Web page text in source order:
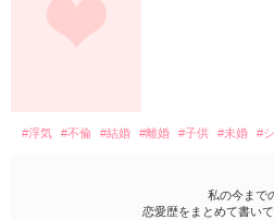
#浮気 #不倫 #結婚 #離婚 #子供 #未婚 #
私の今まで
恋愛歴をまとめて書い